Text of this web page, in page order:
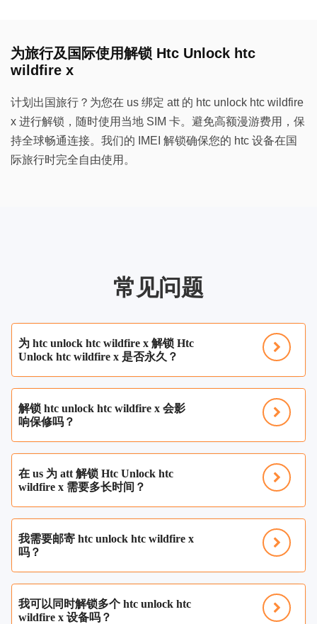
为旅行及国际使用解锁 Htc Unlock htc
wildfire x
计划出国旅行？为您在 us 绑定 att 的 htc unlock htc wildfire
x 进行解锁，随时使用当地 SIM 卡。避免高额漫游费用，保
持全球畅通连接。我们的 IMEI 解锁确保您的 htc 设备在国
际旅行时完全自由使用。
常见问题
为 htc unlock htc wildfire x 解锁 Htc
Unlock htc wildfire x 是否永久？
解锁 htc unlock htc wildfire x 会影
响保修吗？
在 us 为 att 解锁 Htc Unlock htc
wildfire x 需要多长时间？
我需要邮寄 htc unlock htc wildfire x
吗？
我可以同时解锁多个 htc unlock htc
wildfire x 设备吗？